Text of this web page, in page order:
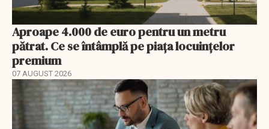
Aproape 4.000 de euro pentru un metru
pătrat. Ce se întâmplă pe piața locuințelor
premium
07 AUGUST 2026